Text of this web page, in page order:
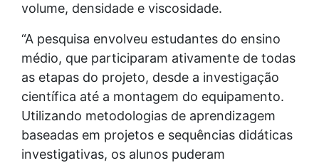
volume, densidade e viscosidade.
“A pesquisa envolveu estudantes do ensino
médio, que participaram ativamente de todas
as etapas do projeto, desde a investigação
científica até a montagem do equipamento.
Utilizando metodologias de aprendizagem
baseadas em projetos e sequências didáticas
investigativas, os alunos puderam